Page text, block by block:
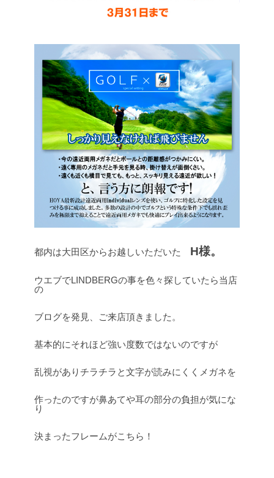
都内は大田区からお越しいただいた H様。
ウエブでLINDBERGの事を色々探していたら当店
の
ブログを発見、ご来店頂きました。
基本的にそれほど強い度数ではないのですが
乱視がありチラチラと文字が読みにくくメガネを
作ったのですが鼻あてや耳の部分の負担が気にな
り
決まったフレームがこちら！